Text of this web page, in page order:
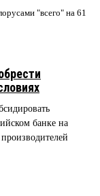
"всего" на 61
банке на